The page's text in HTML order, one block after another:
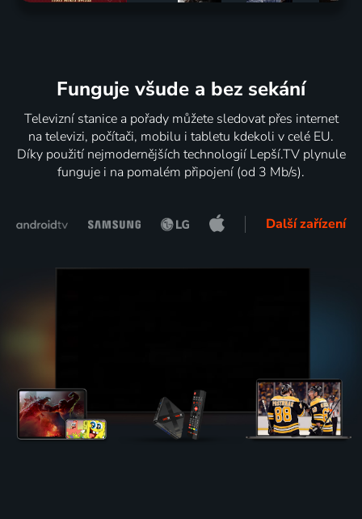
Funguje všude a bez sekání
Televizní stanice a pořady můžete sledovat přes internet
na televizi, počítači, mobilu i tabletu kdekoli v celé EU.
Díky použití nejmodernějších technologií Lepší.TV plynule
funguje i na pomalém připojení (od 3 Mb/s).
Další zařízení